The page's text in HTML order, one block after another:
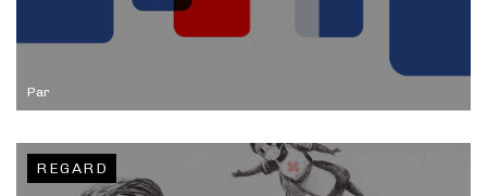
Par
REGARD